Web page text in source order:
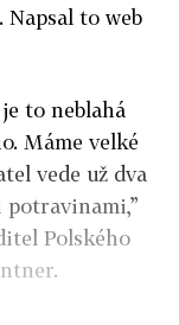
to web
to neblahá
Máme velké
vede už dva
potravinami,”
Polského